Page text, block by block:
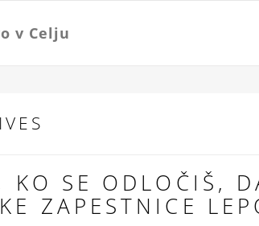
v Celju
KO SE ODLOČIŠ,
ZAPESTNICE